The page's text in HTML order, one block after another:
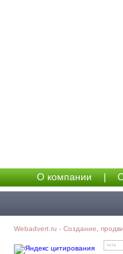
О компании |
Webadvert.ru - Создание,